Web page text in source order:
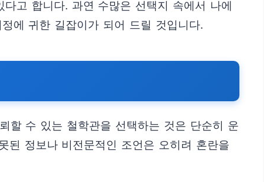
고 합니다. 과연 수많은 선택지 속에서 나에
에 귀한 길잡이가 되어 드릴 것입니다.
할 수 있는 철학관을 선택하는 것은 단순히 운
된 정보나 비전문적인 조언은 오히려 혼란을